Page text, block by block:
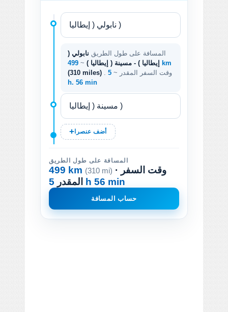
المسافة على طول الطريق نابولي (
إيطاليا ) - مسينة ( إيطاليا ) ~
499 km
(310 miles)
. وقت السفر المقدر ~ 5
h. 56 min
أضف عنصرا
المسافة على طول الطريق
499 km (310 mi) · وقت السفر
المقدر 5 h 56 min
حساب المسافة